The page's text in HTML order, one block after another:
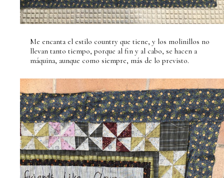
Me encanta el estilo country que tiene, y los molinillos no
llevan tanto tiempo, porque al fin y al cabo, se hacen a
máquina, aunque como siempre, más de lo previsto.